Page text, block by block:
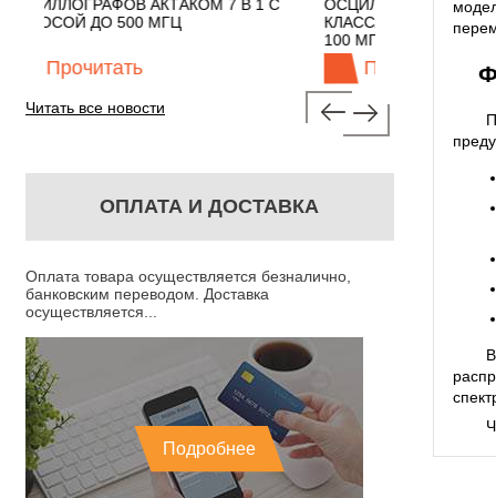
7 В 1 С
ОСЦИЛЛОГРАФЫ ЭКОНОМНОГО
КЛАССА АКТАКОМ "3 В 1" С ПОЛОСОЙ
Читать все новости
ОПЛАТА И ДОСТАВКА
Оплата товара осуществляется безналично,
банковским переводом. Доставка
осуществляется...
Подробнее